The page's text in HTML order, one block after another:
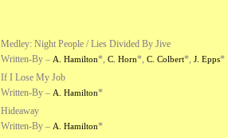
Medley: Night People / Lies Divided By Jive
Written-By – A. Hamilton*, C. Horn*, C. Colbert*, J. Epps*
If I Lose My Job
Written-By – A. Hamilton*
Hideaway
Written-By – A. Hamilton*